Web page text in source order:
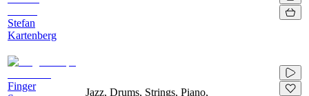
Stefan
Kartenberg
Finger
Jazz, Drums, Strings, Piano,